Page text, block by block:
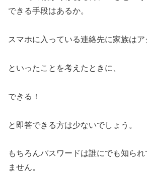
できる手段はあるか。
スマホに入っている連絡先に家族はア
といったことを考えたときに、
できる！
と即答できる方は少ないでしょう。
もちろんパスワードは誰にでも知ら
ません。